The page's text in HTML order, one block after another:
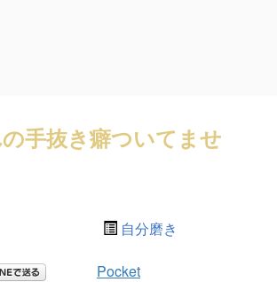
手抜き癖ついてませ
自分磨き
Pocket